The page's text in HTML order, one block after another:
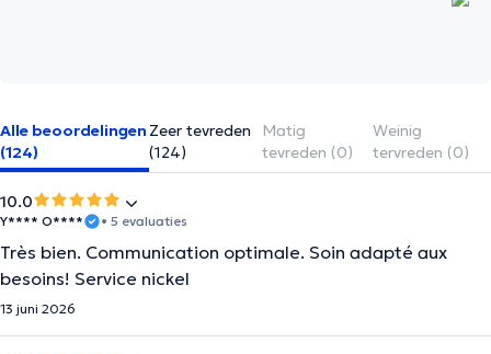
Alle beoordelingen
(124)
Zeer tevreden
(124)
Matig
tevreden (0)
Weinig
tervreden (0)
10.0
Y**** O**** • 5 evaluaties
Très bien. Communication optimale. Soin adapté aux
besoins! Service nickel
13 juni 2026